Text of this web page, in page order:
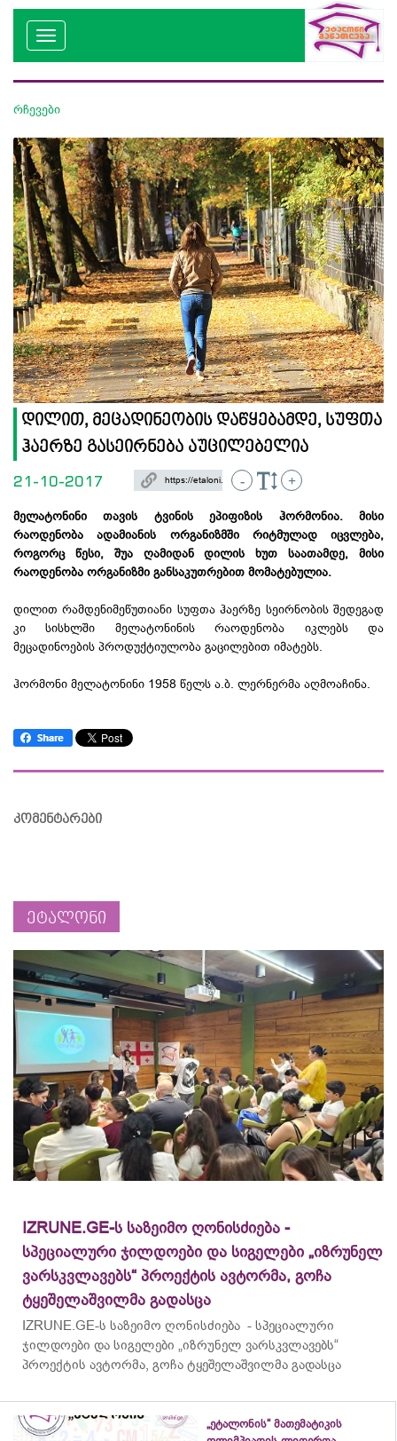
რჩევები
დილით, მეცადინეობის დაწყებამდე, სუფთა
ჰაერზე გასეირნება აუცილებელია
21-10-2017 - +
მელატონინი თავის ტვინის ეპიფიზის ჰორმონია. მისი
რაოდენობა ადამიანის ორგანიზმში რიტმულად იცვლება,
როგორც წესი, შუა ღამიდან დილის ხუთ საათამდე, მისი
რაოდენობა ორგანიზმი განსაკუთრებით მომატებულია.
დილით რამდენიმეწუთიანი სუფთა ჰაერზე სეირნობის შედეგად
კი სისხლში მელატონინის რაოდენობა იკლებს და
მეცადინოების პროდუქტიულობა გაცილებით იმატებს.
ჰორმონი მელატონინი 1958 წელს ა.ბ. ლერნერმა აღმოაჩინა.
კომენტარები
ეტალონი
IZRUNE.GE-ს საზეიმო ღონისძიება -
სპეციალური ჯილდოები და სიგელები „იზრუნელ
ვარსკვლავებს“ პროექტის ავტორმა, გოჩა
ტყეშელაშვილმა გადასცა
IZRUNE.GE-ს საზეიმო ღონისძიება - სპეციალური
ჯილდოები და სიგელები „იზრუნელ ვარსკვლავებს“
პროექტის ავტორმა, გოჩა ტყეშელაშვილმა გადასცა
„ეტალონის“ მათემატიკის